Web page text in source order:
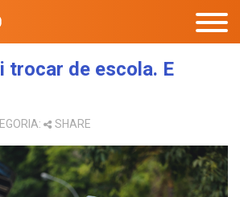
trocar de escola. E
SHARE